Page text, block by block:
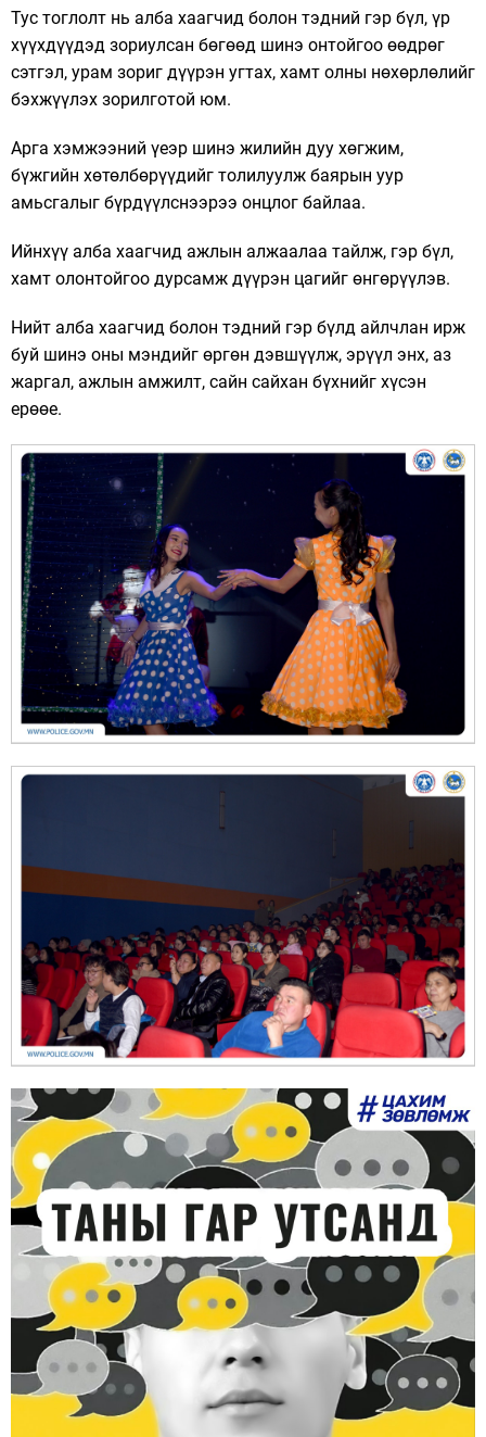
Тус тоглолт нь алба хаагчид болон тэдний гэр бүл, үр
хүүхдүүдэд зориулсан бөгөөд шинэ онтойгоо өөдрөг
сэтгэл, урам зориг дүүрэн угтах, хамт олны нөхөрлөлийг
бэхжүүлэх зорилготой юм.
Арга хэмжээний үеэр шинэ жилийн дуу хөгжим,
бүжгийн хөтөлбөрүүдийг толилуулж баярын уур
амьсгалыг бүрдүүлснээрээ онцлог байлаа.
Ийнхүү алба хаагчид ажлын алжаалаа тайлж, гэр бүл,
хамт олонтойгоо дурсамж дүүрэн цагийг өнгөрүүлэв.
Нийт алба хаагчид болон тэдний гэр бүлд айлчлан ирж
буй шинэ оны мэндийг өргөн дэвшүүлж, эрүүл энх, аз
жаргал, ажлын амжилт, сайн сайхан бүхнийг хүсэн
ерөөе.